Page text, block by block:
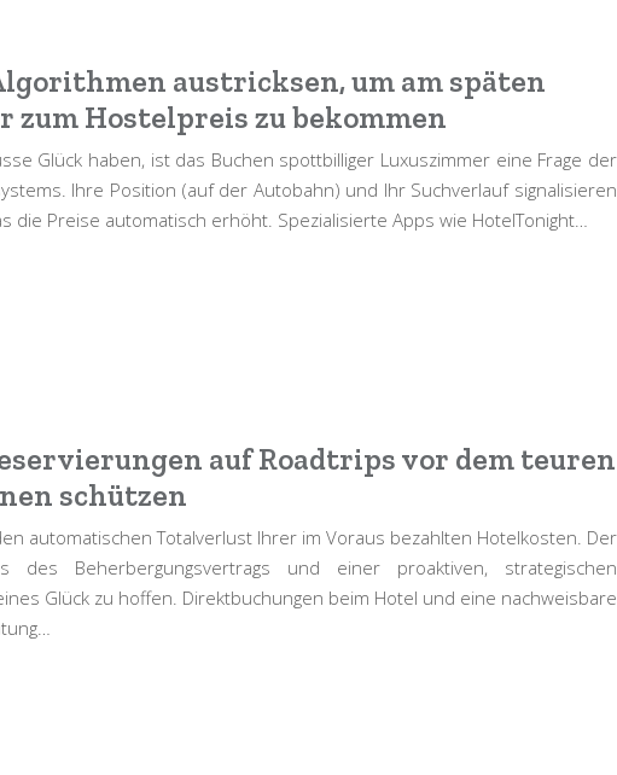
austricksen, um am späten
zum Hostelpreis zu bekommen
Glück haben, ist das Buchen spottbilliger Luxuszimmer eine Frage der
Ihre Position (auf der Autobahn) und Ihr Suchverlauf signalisieren
die Preise automatisch erhöht. Spezialisierte Apps wie HotelTonight…
auf Roadtrips vor dem teuren
schützen
automatischen Totalverlust Ihrer im Voraus bezahlten Hotelkosten. Der
des Beherbergungsvertrags und einer proaktiven, strategischen
Glück zu hoffen. Direktbuchungen beim Hotel und eine nachweisbare